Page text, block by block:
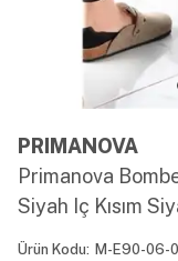
PRIMANOVA
Primanova
Siyah Iç Kısım
Ürün Kodu: M-E90-06-